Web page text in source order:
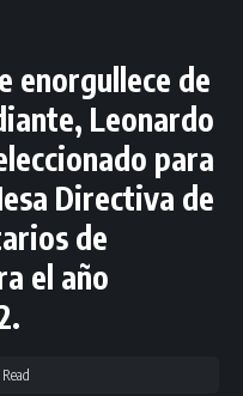
enorgullece de
Leonardo
para
Directiva de
de
el año